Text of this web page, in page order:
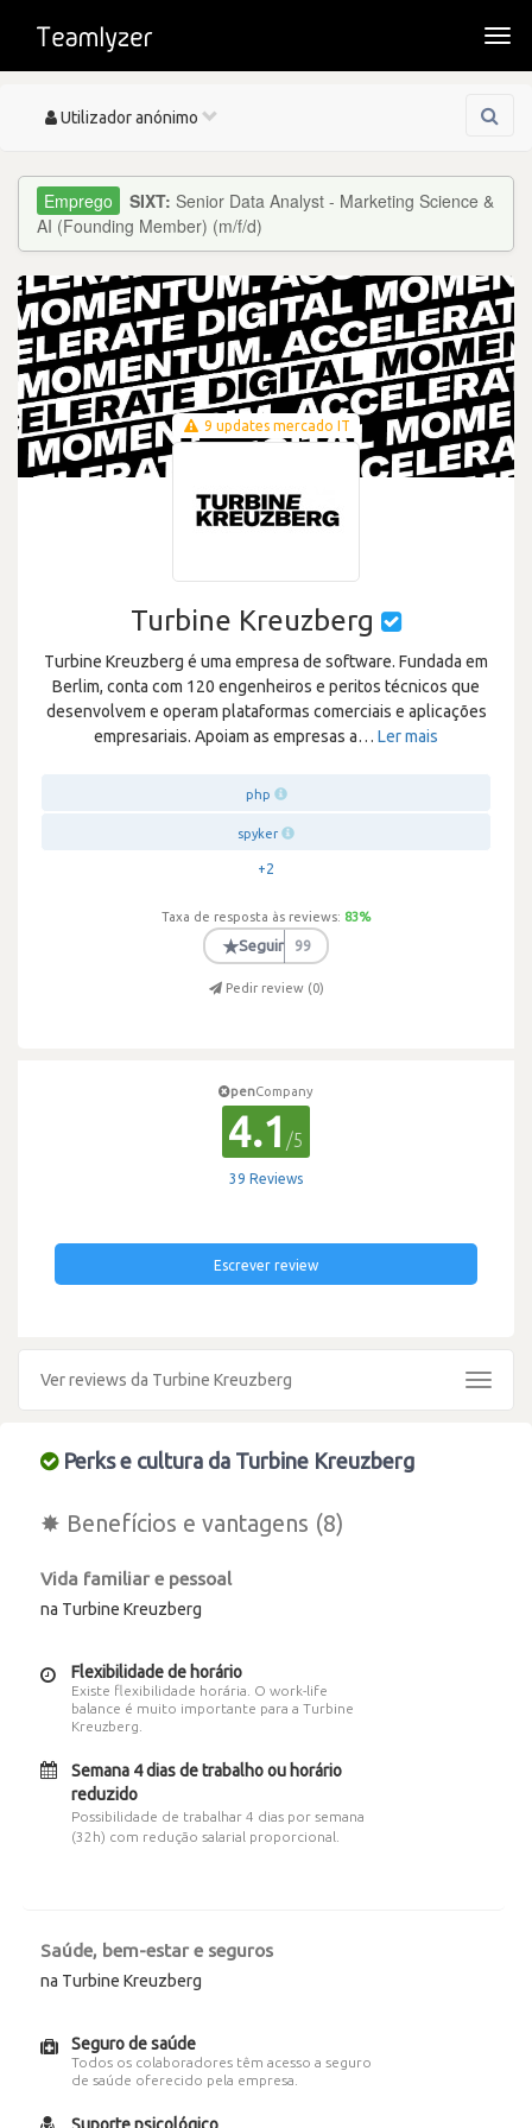
Toggle
Utilizador anónimo
SIXT: Senior Data Analyst - Marketing Science &
AI (Founding Member) (m/f/d)
9 updates mercado IT
Turbine Kreuzberg
Turbine Kreuzberg é uma empresa de software. Fundada em
Berlim, conta com 120 engenheiros e peritos técnicos que
desenvolvem e operam plataformas comerciais e aplicações
empresariais. Apoiam as empresas a… Ler mais
php
spyker
+2
Taxa de resposta às reviews: 83%
★Seguir 99
Pedir review (0)
penCompany
4.1 /5
39 Reviews
Escrever review
Ver reviews da Turbine Kreuzberg
Toggle
Perks e cultura da Turbine Kreuzberg
✸ Benefícios e vantagens (8)
Vida familiar e pessoal
na Turbine Kreuzberg
Flexibilidade de horário
Existe flexibilidade horária. O work-life
balance é muito importante para a Turbine
Kreuzberg.
Semana 4 dias de trabalho ou horário
reduzido
Possibilidade de trabalhar 4 dias por semana
(32h) com redução salarial proporcional.
Saúde, bem-estar e seguros
na Turbine Kreuzberg
Seguro de saúde
Todos os colaboradores têm acesso a seguro
de saúde oferecido pela empresa.